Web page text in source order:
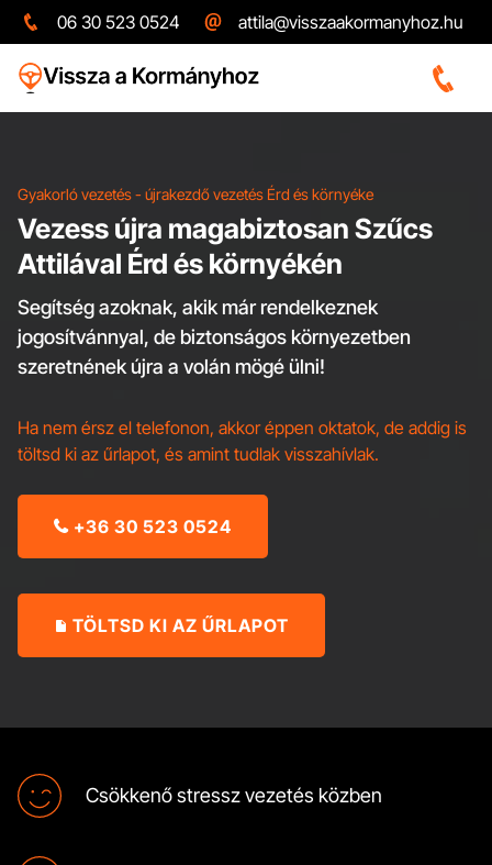
06 30 523 0524 attila@visszaakormanyhoz.hu
Gyakorló vezetés - újrakezdő vezetés Érd és környéke
Vezess újra magabiztosan Szűcs
Attilával Érd és környékén
Segítség azoknak, akik már rendelkeznek
jogosítvánnyal, de biztonságos környezetben
szeretnének újra a volán mögé ülni!
Ha nem érsz el telefonon, akkor éppen oktatok, de addig is
töltsd ki az űrlapot, és amint tudlak visszahívlak.
 +36 30 523 0524
TÖLTSD KI AZ ŰRLAPOT
Csökkenő stressz vezetés közben